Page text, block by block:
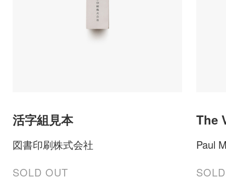
活字組見本
図書印刷株式会社
SOLD OUT
The
Paul